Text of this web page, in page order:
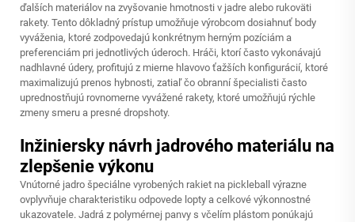
ďalších materiálov na zvyšovanie hmotnosti v jadre alebo rukoväti
rakety. Tento dôkladný prístup umožňuje výrobcom dosiahnuť body
vyváženia, ktoré zodpovedajú konkrétnym herným pozíciám a
preferenciám pri jednotlivých úderoch. Hráči, ktorí často vykonávajú
nadhlavné údery, profitujú z mierne hlavovo ťažších konfigurácií, ktoré
maximalizujú prenos hybnosti, zatiaľ čo obranní špecialisti často
uprednostňujú rovnomerne vyvážené rakety, ktoré umožňujú rýchle
zmeny smeru a presné dropshoty.
Inžiniersky návrh jadrového materiálu na
zlepšenie výkonu
Vnútorné jadro špeciálne vyrobených rakiet na pickleball výrazne
ovplyvňuje charakteristiku odpovede lopty a celkové výkonnostné
ukazovatele. Jadrá z polymérnej panvy s včelím plástom ponúkajú